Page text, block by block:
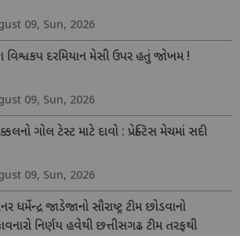
09, Sun, 2026
વિશ્વકપ દરમિયાન મેસી ઉપર હતું જોખમ !
09, Sun, 2026
ગોલ ટેસ્ટ માટે દાવો : પ્રેક્ટિસ મેચમાં સદી
09, Sun, 2026
ધર્મેન્દ્ર જાડેજાનો સૌરાષ્ટ્ર ટીમ છોડવાનો
નિર્ણય હવેથી છત્તીસગઢ ટીમ તરફથી